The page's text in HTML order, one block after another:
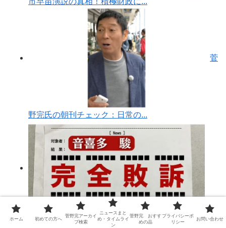
菅
野完氏の朝刊チェック：日常の...
【完全解説】音喜多駿vs菅野完...
ホーム 初めての方へ
菅野完アーカイ
ブ検索
ニュースまと
め・タイムライ
ン
菅野完 おすす
めの品
プライバシーポ
リシー
お問い合わせ